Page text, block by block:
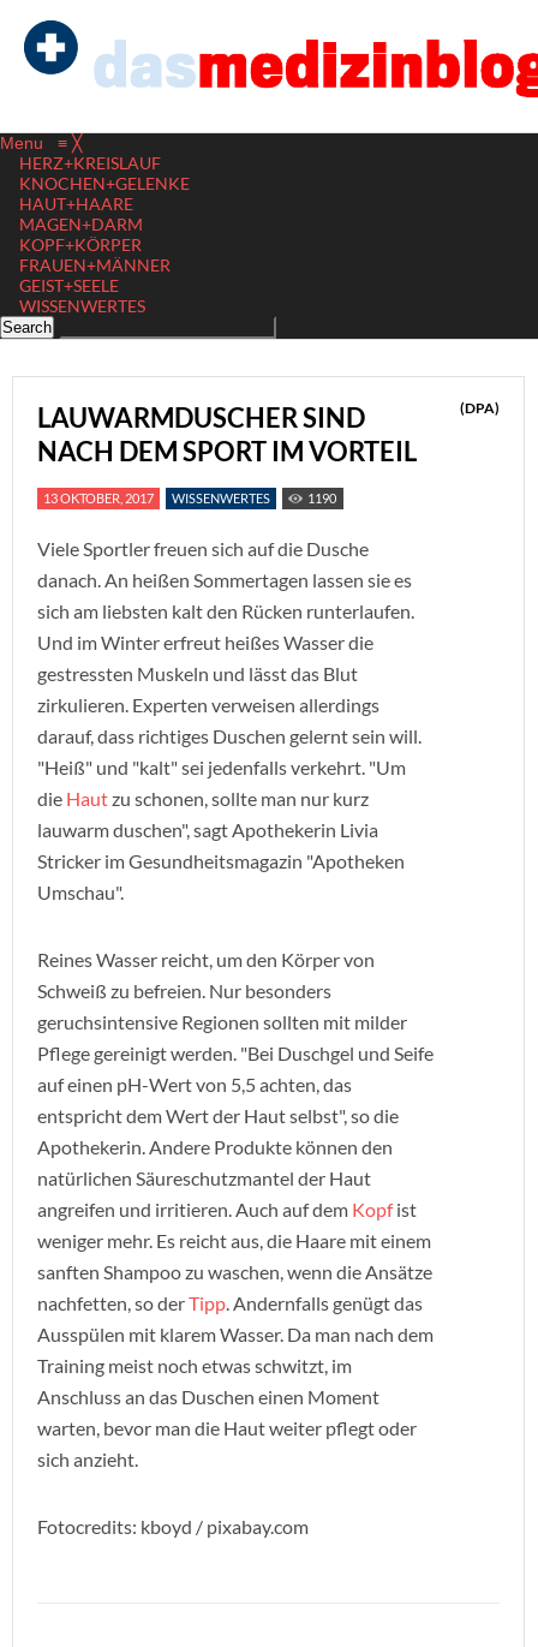
Menu ≡ ╳
HERZ+KREISLAUF
KNOCHEN+GELENKE
HAUT+HAARE
MAGEN+DARM
KOPF+KÖRPER
FRAUEN+MÄNNER
GEIST+SEELE
WISSENWERTES
LAUWARMDUSCHER SIND
NACH DEM SPORT IM VORTEIL
(DPA)
13 OKTOBER, 2017 WISSENWERTES 1190
Viele Sportler freuen sich auf die Dusche
danach. An heißen Sommertagen lassen sie es
sich am liebsten kalt den Rücken runterlaufen.
Und im Winter erfreut heißes Wasser die
gestressten Muskeln und lässt das Blut
zirkulieren. Experten verweisen allerdings
darauf, dass richtiges Duschen gelernt sein will.
"Heiß" und "kalt" sei jedenfalls verkehrt. "Um
die Hautzu schonen, sollte man nur kurz
lauwarm duschen", sagt Apothekerin Livia
Stricker im Gesundheitsmagazin "Apotheken
Umschau".
Reines Wasser reicht, um den Körper von
Schweiß zu befreien. Nur besonders
geruchsintensive Regionen sollten mit milder
Pflege gereinigt werden. "Bei Duschgel und Seife
auf einen pH-Wert von 5,5 achten, das
entspricht dem Wert der Haut selbst", so die
Apothekerin. Andere Produkte können den
natürlichen Säureschutzmantel der Haut
angreifen und irritieren. Auch auf dem Kopfist
weniger mehr. Es reicht aus, die Haare mit einem
sanften Shampoo zu waschen, wenn die Ansätze
nachfetten, so derTipp. Andernfalls genügt das
Ausspülen mit klarem Wasser. Da man nach dem
Training meist noch etwas schwitzt, im
Anschluss an das Duschen einen Moment
warten, bevor man die Haut weiter pflegt oder
sich anzieht.
Fotocredits: kboyd / pixabay.com